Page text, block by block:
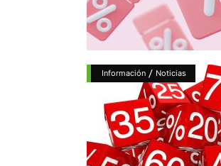
Información / Noticias